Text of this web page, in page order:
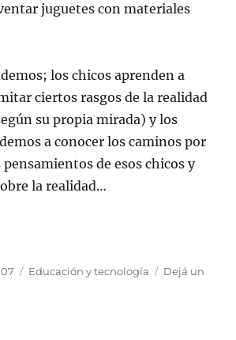
juguetes con materiales
los chicos aprenden a
ciertos rasgos de la realidad
su propia mirada) y los
a conocer los caminos por
pensamientos de esos chicos y
la realidad…
Categorías
Educación y tecnología
Dejá un